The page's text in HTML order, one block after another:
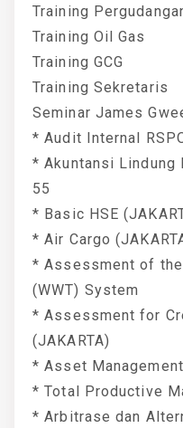
Training
Training Oil Gas
Training GCG
Training Sekretaris
Seminar James
* Audit Internal
* Akuntansi Lindung
55
* Basic HSE
* Air Cargo
* Assessment of
(WWT) System
* Assessment for
(JAKARTA)
* Asset
* Total Productive
* Arbitrase dan